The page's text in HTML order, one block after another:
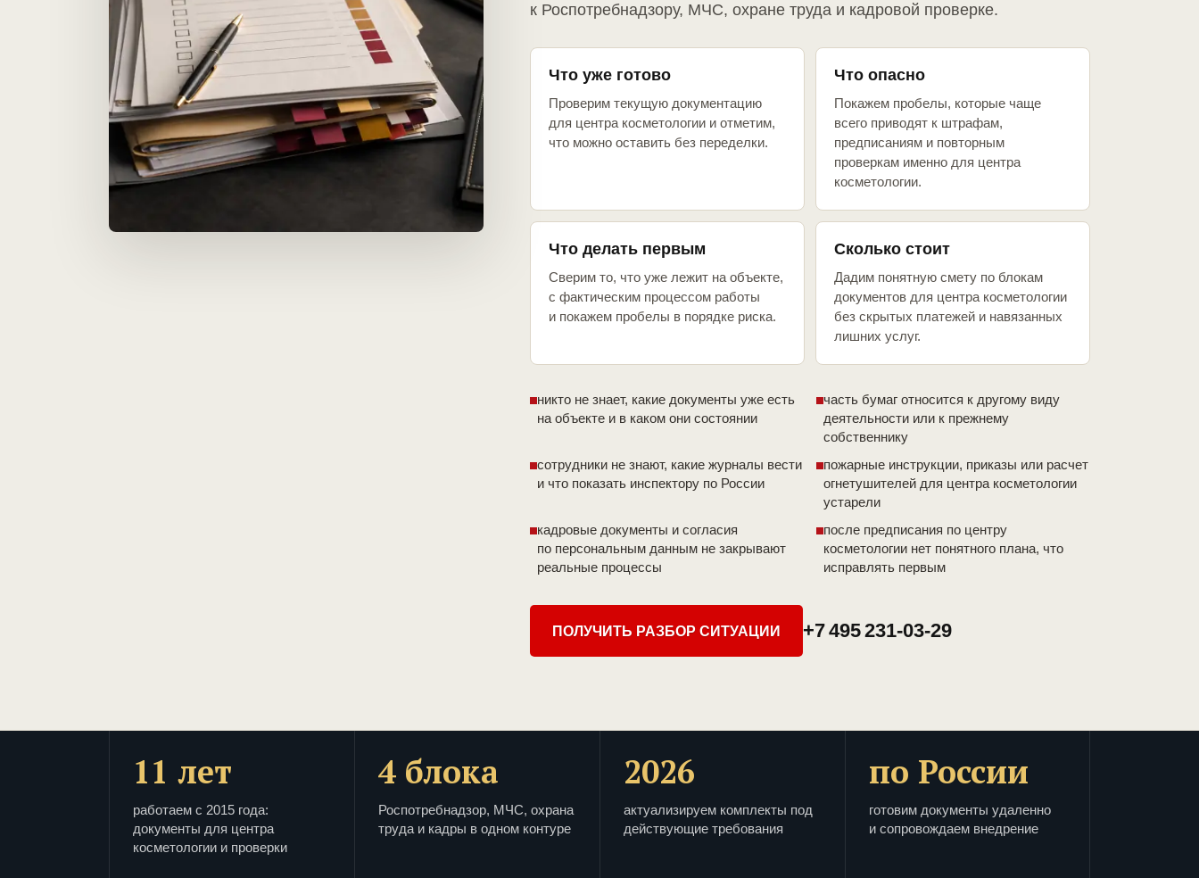
к Роспотребнадзору, МЧС, охране труда и кадровой проверке.
Что уже готово
Проверим текущую документацию
для центра косметологии и отметим,
что можно оставить без переделки.
Что опасно
Покажем пробелы, которые чаще
всего приводят к штрафам,
предписаниям и повторным
проверкам именно для центра
косметологии.
Что делать первым
Сверим то, что уже лежит на объекте,
с фактическим процессом работы
и покажем пробелы в порядке риска.
Сколько стоит
Дадим понятную смету по блокам
документов для центра косметологии
без скрытых платежей и навязанных
лишних услуг.
никто не знает, какие документы уже есть
на объекте и в каком они состоянии
часть бумаг относится к другому виду
деятельности или к прежнему
собственнику
сотрудники не знают, какие журналы вести
и что показать инспектору по России
пожарные инструкции, приказы или расчет
огнетушителей для центра косметологии
устарели
кадровые документы и согласия
по персональным данным не закрывают
реальные процессы
после предписания по центру
косметологии нет понятного плана, что
исправлять первым
ПОЛУЧИТЬ РАЗБОР СИТУАЦИИ +7 495 231-03-29
11 лет
работаем с 2015 года:
документы для центра
косметологии и проверки
4 блока
Роспотребнадзор, МЧС, охрана
труда и кадры в одном контуре
2026
актуализируем комплекты под
действующие требования
по России
готовим документы удаленно
и сопровождаем внедрение